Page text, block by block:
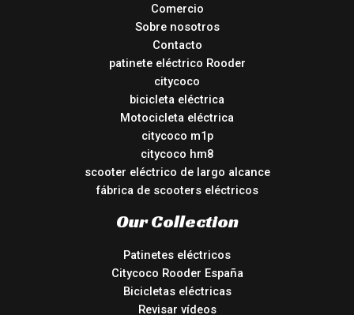
Comercio
Sobre nosotros
Contacto
patinete eléctrico Rooder
citycoco
bicicleta eléctrica
Motocicleta eléctrica
citycoco m1p
citycoco hm8
scooter eléctrico de largo alcance
fábrica de scooters eléctricos
Our Collection
Patinetes eléctricos
Citycoco Rooder España
Bicicletas eléctricas
Revisar vídeos